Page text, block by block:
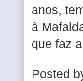
anos,
à
que faz
Posted